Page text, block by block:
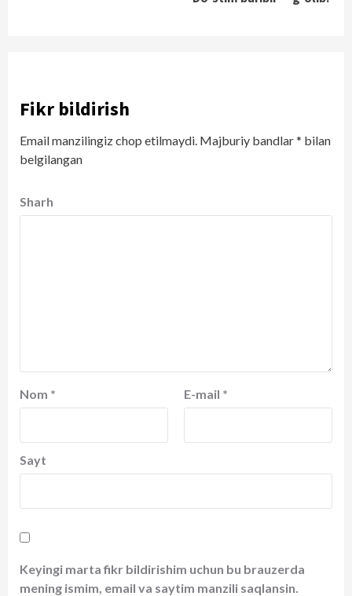
Fikr bildirish
Email manzilingiz chop etilmaydi. Majburiy bandlar* bilan
belgilangan
Sharh
Nom * E-mail *
Sayt
Keyingi marta fikr bildirishim uchun bu brauzerda
mening ismim, email va saytim manzili saqlansin.